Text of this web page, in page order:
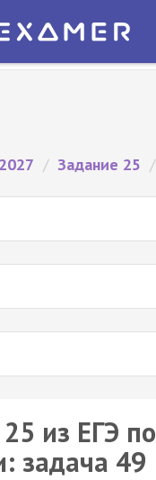
— ЕГЭ 2027
/ Задание 25 /
из ЕГЭ по
задача 49